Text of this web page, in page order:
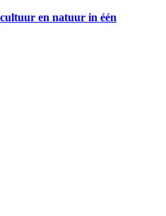
en natuur in één